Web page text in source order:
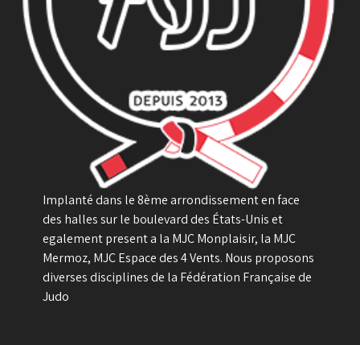
Implanté dans le 8ème arrondissement en face
des halles sur le boulevard des États-Unis et
egalement present a la MJC Monplaisir, la MJC
Mermoz, MJC Espace des 4 Vents. Nous proposons
diverses disciplines de la Fédération Française de
Judo